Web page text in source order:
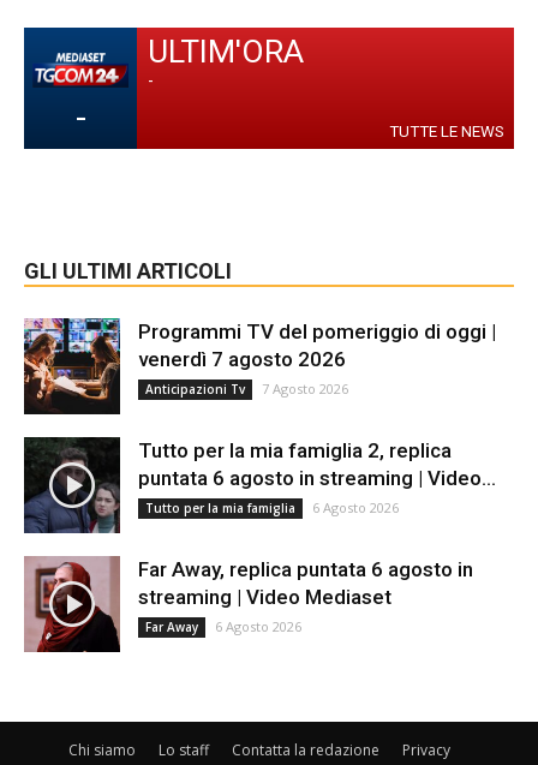
-
ULTIM'ORA
-
TUTTE LE NEWS
GLI ULTIMI ARTICOLI
Programmi TV del pomeriggio di oggi |
venerdì 7 agosto 2026
Anticipazioni Tv 7 Agosto 2026
Tutto per la mia famiglia 2, replica
puntata 6 agosto in streaming | Video...
Tutto per la mia famiglia 6 Agosto 2026
Far Away, replica puntata 6 agosto in
streaming | Video Mediaset
Far Away 6 Agosto 2026
Chi siamo Lo staff Contatta la redazione
Privacy